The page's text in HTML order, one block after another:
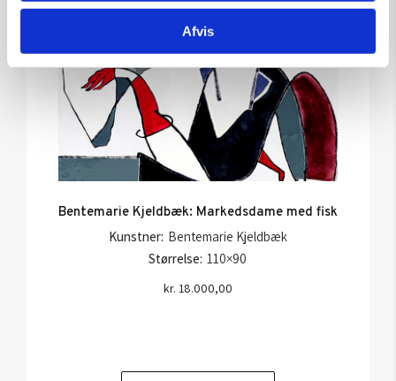
Afvis
Bentemarie Kjeldbæk: Markedsdame med fisk
Kunstner: Bentemarie Kjeldbæk
Størrelse: 110×90
kr. 18.000,00